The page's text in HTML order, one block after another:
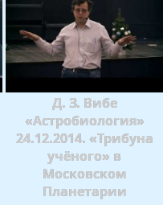
Д. З. Вибе
«Астробиология»
24.12.2014. «Трибуна
учёного» в
Московском
Планетарии